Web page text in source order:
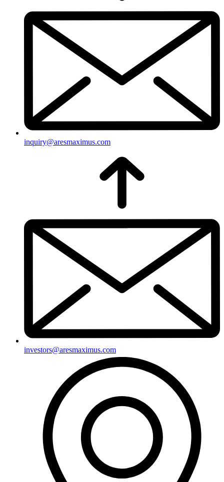
inquiry@aresmaximus.com
investors@aresmaximus.com